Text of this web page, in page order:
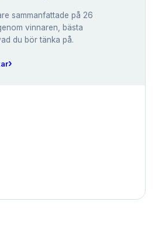
sammanfattade på 26
vinnaren, bästa
du bör tänka på.
›